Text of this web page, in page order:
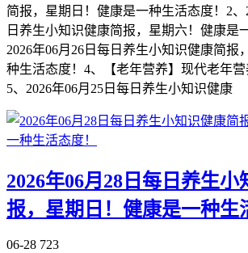
简报，星期日！健康是一种生活态度！2、
日养生小知识健康简报，星期六！健康是
2026年06月26日每日养生小知识健康简报
种生活态度！4、【老年营养】现代老年
5、2026年06月25日每日养生小知识健康
2026年06月28日每日养生小
报，星期日！健康是一种生
06-28 723